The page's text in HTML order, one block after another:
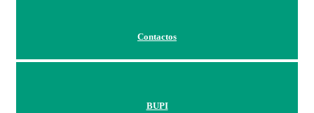
Contactos
BUPI